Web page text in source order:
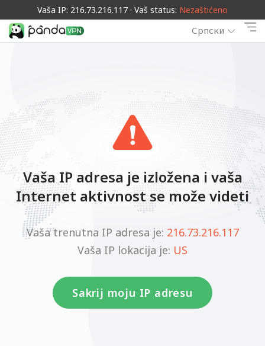
Vaša IP: 216.73.216.117 · Vaš status: Nezaštićeno
Српски
Vaša IP adresa je izložena i vaša
Internet aktivnost se može videti
Vaša trenutna IP adresa je: 216.73.216.117
Vaša IP lokacija je: US
Sakrij moju IP adresu